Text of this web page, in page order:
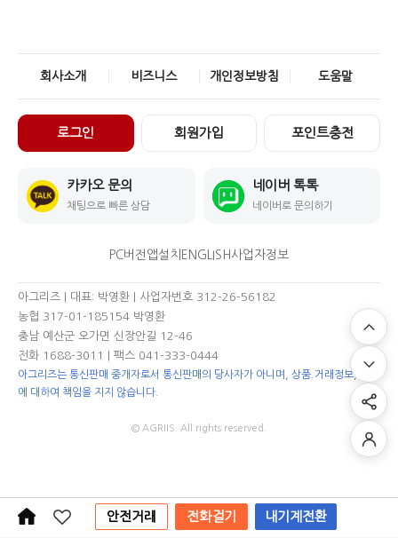
안전거래 전화걸기 내기계전환
회사소개 비즈니스 개인정보방침 도움말
로그인 회원가입 포인트충전
카카오 문의
채팅으로 빠른 상담
네이버 톡톡
네이버로 문의하기
PC버전 앱설치 ENGLISH사업자정보
아그리즈 | 대표: 박영환 | 사업자번호 312-26-56182
농협 317-01-185154 박영환
충남 예산군 오가면 신장안길 12-46
전화 1688-3011
| 팩스 041-333-0444
아그리즈는 통신판매 중개자로서 통신판매의 당사자가 아니며, 상품.거래정보, 거래
에 대하여 책임을 지지 않습니다.
© AGRIIS. All rights reserved.